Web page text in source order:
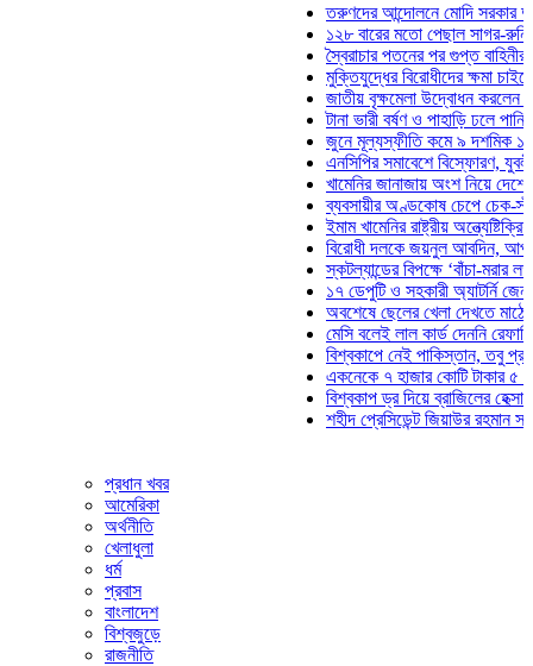
তরুণদের আন্দোলনে মোদি সরকার দুর্বল
১২৮ বারের মতো পেছাল সাগর-রুনি
স্বৈরাচার পতনের পর গুপ্ত বাহিনীর
মুক্তিযুদ্ধের বিরোধীদের ক্ষমা চাইতে
জাতীয় বৃক্ষমেলা উদ্বোধন করলেন
টানা ভারী বর্ষণ ও পাহাড়ি ঢলে পানিবন্দি
জুনে মূল্যস্ফীতি কমে ৯ দশমিক ১৬
এনসিপির সমাবেশে বিস্ফোরণ, যুবলীগের
খামেনির জানাজায় অংশ নিয়ে দেশে
ব্যবসায়ীর অণ্ডকোষ চেপে চেক-
ইমাম খামেনির রাষ্ট্রীয়
বিরোধী দলকে জয়নুল আবদিন, আপনারা
স্কটল্যান্ডের বিপক্ষে ‘বাঁচা-মরার
১৭ ডেপুটি ও সহকারী অ্যাটর্নি
অবশেষে ছেলের খেলা দেখতে মাঠে
মেসি বলেই লাল কার্ড দেননি রেফারি!
বিশ্বকাপে নেই পাকিস্তান, তবু প্রতিটি
একনেকে ৭ হাজার কোটি টাকার ৫
বিশ্বকাপ ড্র দিয়ে ব্রাজিলের হেক্সা
শহীদ প্রেসিডেন্ট জিয়াউর রহমান
প্রধান খবর
আমেরিকা
অর্থনীতি
খেলাধুলা
ধর্ম
প্রবাস
বাংলাদেশ
বিশ্বজুড়ে
রাজনীতি